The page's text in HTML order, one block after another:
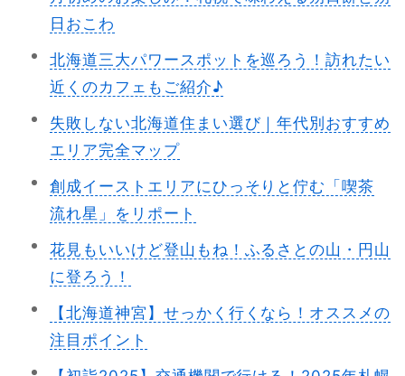
日おこわ
北海道三大パワースポットを巡ろう！訪れたい
近くのカフェもご紹介♪
失敗しない北海道住まい選び｜年代別おすすめ
エリア完全マップ
創成イーストエリアにひっそりと佇む「喫茶
流れ星」をリポート
花見もいいけど登山もね！ふるさとの山・円山
に登ろう！
【北海道神宮】せっかく行くなら！オススメの
注目ポイント